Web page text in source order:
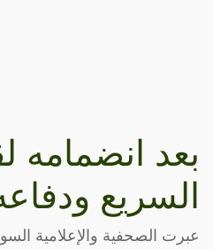
بعد انضمامه
السريع
عبرت الصحفية والإعلامية